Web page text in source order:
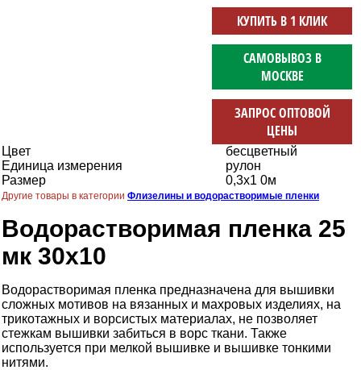
КУПИТЬ В 1 КЛИК
САМОВЫВОЗ В
МОСКВЕ
ЗАПРОС ОПТОВОЙ
ЦЕНЫ
Цвет
бесцветный
Единица измерения
рулон
Размер
0,3x1 0м
Другие товары в категории Флизелины и водорастворимые пленки
Водорастворимая пленка 25
мк 30х10
Водорастворимая пленка предназначена для вышивки
сложных мотивов на вязанных и махровых изделиях, на
трикотажных и ворсистых материалах, не позволяет
стежкам вышивки забиться в ворс ткани. Также
используется при мелкой вышивке и вышивке тонкими
нитями.